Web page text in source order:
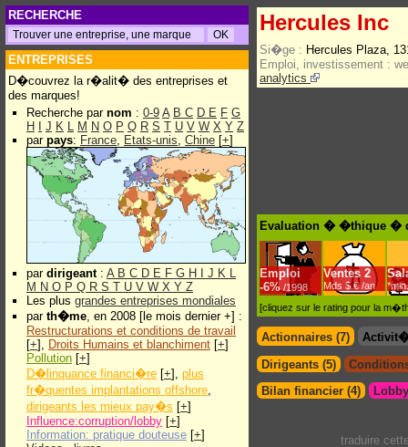
RECHERCHE
ENTREPRISES
D�couvrez la r�alit� des entreprises et
des marques!
Recherche par nom : 0-9 A B C D E F G
H
J K L M N O P Q R S T U V W X Y Z
par pays: France, Etats-unis, Chine [+]
par dirigeant: A B C D E F G H J K L
M N O P Q R S T U V W X Y Z
Les plus grandes entreprises mondiales
par th�me, en 2008 [le mois dernier +] :
Restructurations et conditions de travail
[+], Droits Humains et blanchiment [+]
Pollution [+]
D�linquance financi�re [+], plus
fr�quentes implantations offshore,
dirigeants les mieux pay�s [+]
Influence:corruption/lobby [+]
Information: pratique douteuse [+]
Hercules Inc
Si�ge : Hercules Plaza,
Emploi, investissement :
analytics
Evaluation � �thique �
Emploi
-6% /1998
Ventes 2
Mds $.€ /an
*min.
[cliquez sur le rating pour la
Actionnaires (7)
Dirigeants (5)
Bilan financier (4)
traduire